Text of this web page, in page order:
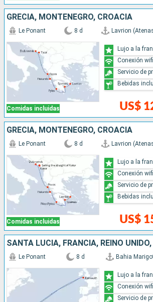
GRECIA, MONTENEGRO, CROACIA
Comidas incluidas
Le Ponant 8 d Lavrion
US$
Lujo a la
Conexión
Servicio de
Bebidas
GRECIA, MONTENEGRO, CROACIA
Comidas incluidas
Le Ponant 8 d Lavrion
US$
Lujo a la
Conexión
Servicio de
Bebidas
Le Ponant 8 d Bahia
Lujo a la
Conexión
Servicio de